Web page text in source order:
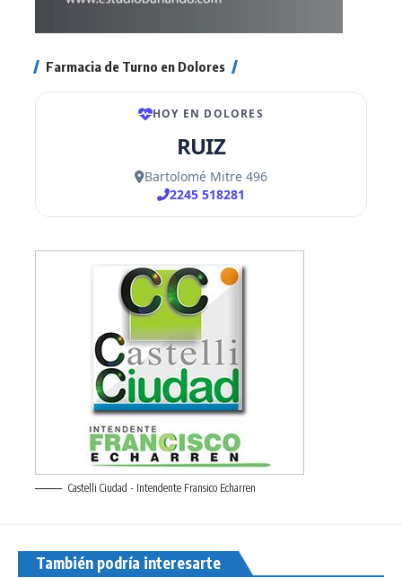
Farmacia de Turno en Dolores
Castelli Ciudad - Intendente Fransico Echarren
También podría interesarte